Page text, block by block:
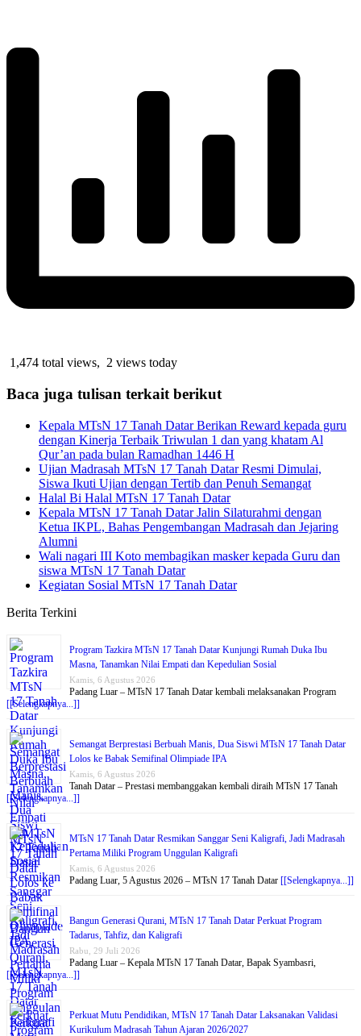
1,474 total views, 2 views today
Baca juga tulisan terkait berikut
Kepala MTsN 17 Tanah Datar Berikan Reward kepada guru
dengan Kinerja Terbaik Triwulan 1 dan yang khatam Al
Qur’an pada bulan Ramadhan 1446 H
Ujian Madrasah MTsN 17 Tanah Datar Resmi Dimulai,
Siswa Ikuti Ujian dengan Tertib dan Penuh Semangat
Halal Bi Halal MTsN 17 Tanah Datar
Kepala MTsN 17 Tanah Datar Jalin Silaturahmi dengan
Ketua IKPL, Bahas Pengembangan Madrasah dan Jejaring
Alumni
Wali nagari III Koto membagikan masker kepada Guru dan
siswa MTsN 17 Tanah Datar
Kegiatan Sosial MTsN 17 Tanah Datar
Berita Terkini
Program Tazkira MTsN 17 Tanah Datar Kunjungi Rumah Duka Ibu
Masna, Tanamkan Nilai Empati dan Kepedulian Sosial
Kamis, 6 Agustus 2026
Padang Luar – MTsN 17 Tanah Datar kembali melaksanakan Program
[[Selengkapnya...]]
Semangat Berprestasi Berbuah Manis, Dua Siswi MTsN 17 Tanah Datar
Lolos ke Babak Semifinal Olimpiade IPA
Kamis, 6 Agustus 2026
Tanah Datar – Prestasi membanggakan kembali diraih MTsN 17 Tanah
[[Selengkapnya...]]
MTsN 17 Tanah Datar Resmikan Sanggar Seni Kaligrafi, Jadi Madrasah
Pertama Miliki Program Unggulan Kaligrafi
Kamis, 6 Agustus 2026
Padang Luar, 5 Agustus 2026 – MTsN 17 Tanah Datar [[Selengkapnya...]]
Bangun Generasi Qurani, MTsN 17 Tanah Datar Perkuat Program
Tadarus, Tahfiz, dan Kaligrafi
Rabu, 29 Juli 2026
Padang Luar – Kepala MTsN 17 Tanah Datar, Bapak Syambasri,
[[Selengkapnya...]]
Perkuat Mutu Pendidikan, MTsN 17 Tanah Datar Laksanakan Validasi
Kurikulum Madrasah Tahun Ajaran 2026/2027